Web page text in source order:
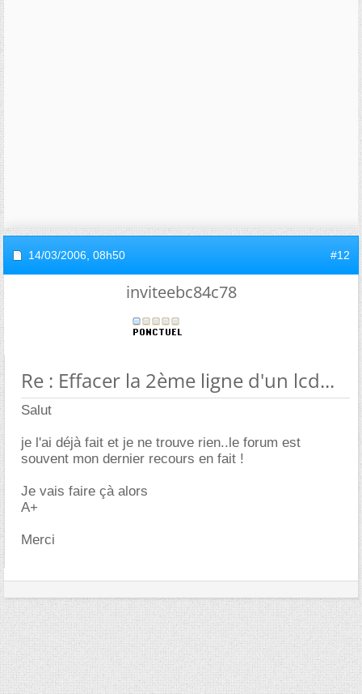
14/03/2006, 08h50 #12
inviteebc84c78
Re : Effacer la 2ème ligne d'un lcd...
Salut
je l'ai déjà fait et je ne trouve rien..le forum est
souvent mon dernier recours en fait !
Je vais faire çà alors
A+
Merci